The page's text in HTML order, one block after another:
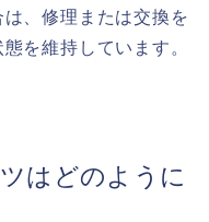
、修理または交換を
を維持しています。
はどのように